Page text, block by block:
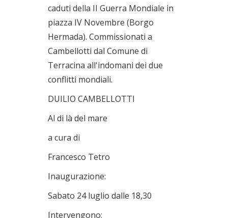
caduti della II Guerra Mondiale in
piazza IV Novembre (Borgo
Hermada). Commissionati a
Cambellotti dal Comune di
Terracina all'indomani dei due
conflitti mondiali.
DUILIO CAMBELLOTTI
Al di là del mare
a cura di
Francesco Tetro
Inaugurazione:
Sabato 24 luglio dalle 18,30
Intervengono: